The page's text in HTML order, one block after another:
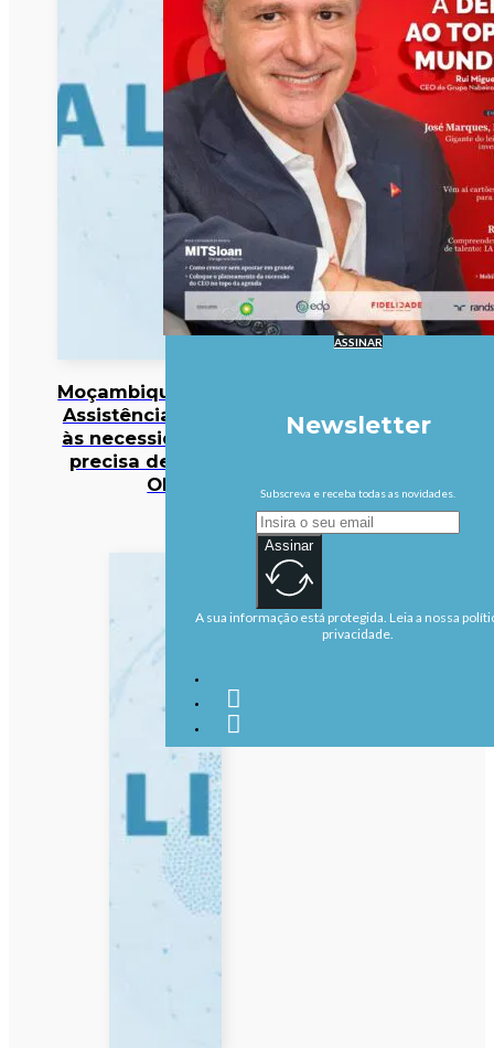
Moçambique/Ataques:
Assistência responde
às necessidades mas
precisa de reforço –
OIM
ASSINAR
Newsletter
Subscreva e receba todas as novidades.
Assinar
A sua informação está protegida. Leia a nossa
privacidade.